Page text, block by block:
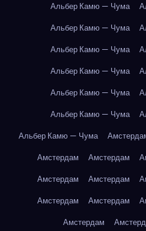
Альбер Камю — Чума
Альбер Камю — Чума
Альбер Камю — Чума
Альбер Камю — Чума
Альбер Камю — Чума
Альбер Камю — Чума
Альбер Камю — Чума
Амстердам
Амстердам
Амстердам
Амстердам
Амстердам
Амстердам
Амстердам